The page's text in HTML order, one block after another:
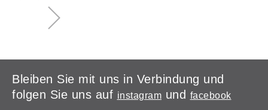
Bleiben Sie mit uns in Verbindung und
folgen Sie uns auf instagram und facebook